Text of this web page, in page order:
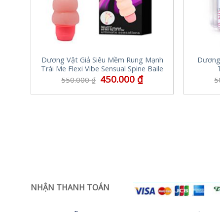
Dương Vật Giả Siêu Mềm Rung Mạnh
Trái Me Flexi Vibe Sensual Spine Baile
550.000₫ 450.000 ₫
NHẬN THANH TOÁN